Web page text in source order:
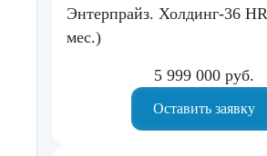
Энтерпрайз. Холдинг-36
мес.)
5 999 000 руб.
Оставить заявку